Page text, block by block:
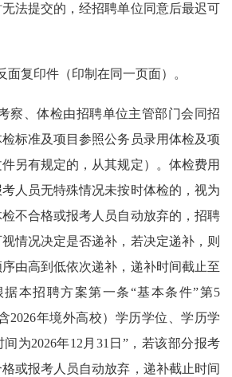
法提交的，经招聘单位同意后最迟可
面复印件（印制在同一页面）。
察、体检由招聘单位主管部门会同招
标准及项目参照公务员录用体检及项
另有规定的，从其规定）。体检费用
人员无特殊情况未按时体检的，视为
不合格或报考人员自动放弃的，招聘
情况决定是否递补，若决定递补，则
由高到低依次递补，递补时间截止至
据本招聘方案第一条“基本条件”第5
2026年境外高校）学历学位、学历学
为2026年12月31日”，若该部分报考
或报考人员自动放弃，递补截止时间